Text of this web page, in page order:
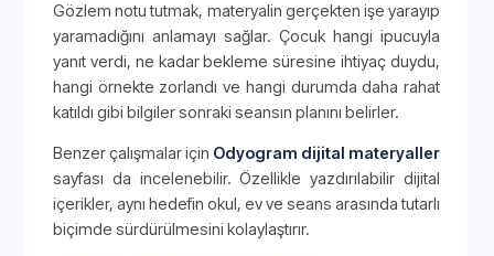
Gözlem notu tutmak, materyalin gerçekten işe yarayıp
yaramadığını anlamayı sağlar. Çocuk hangi ipucuyla
yanıt verdi, ne kadar bekleme süresine ihtiyaç duydu,
hangi örnekte zorlandı ve hangi durumda daha rahat
katıldı gibi bilgiler sonraki seansın planını belirler.
Benzer çalışmalar için Odyogram dijital materyaller
sayfası da incelenebilir. Özellikle yazdırılabilir dijital
içerikler, aynı hedefin okul, ev ve seans arasında tutarlı
biçimde sürdürülmesini kolaylaştırır.